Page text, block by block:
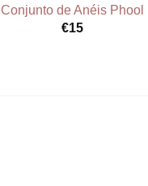
Conjunto de Anéis Phool
€15